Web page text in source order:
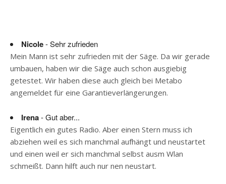
Nicole- Sehr zufrieden
Mein Mann ist sehr zufrieden mit der Säge. Da wir gerade
umbauen, haben wir die Säge auch schon ausgiebig
getestet. Wir haben diese auch gleich bei Metabo
angemeldet für eine Garantieverlängerungen.
Irena- Gut aber...
Eigentlich ein gutes Radio. Aber einen Stern muss ich
abziehen weil es sich manchmal aufhängt und neustartet
und einen weil er sich manchmal selbst ausm Wlan
schmeißt. Dann hilft auch nur nen neustart.